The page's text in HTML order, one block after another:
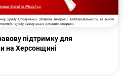
підтримку для
на Херсонщині